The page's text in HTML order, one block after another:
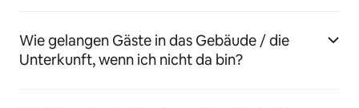
Wie gelangen Gäste in das Gebäude / die
Unterkunft, wenn ich nicht da bin?